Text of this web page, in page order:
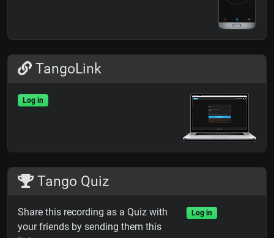
TangoLink
Log in
Tango Quiz
Share this recording as a Quiz with
your friends by sending them this
Log in